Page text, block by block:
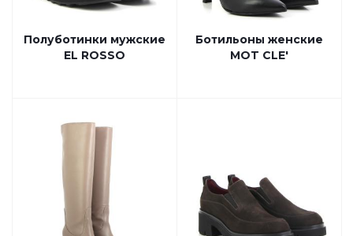
Полуботинки мужские
EL ROSSO
Ботильоны женские
MOT CLE'